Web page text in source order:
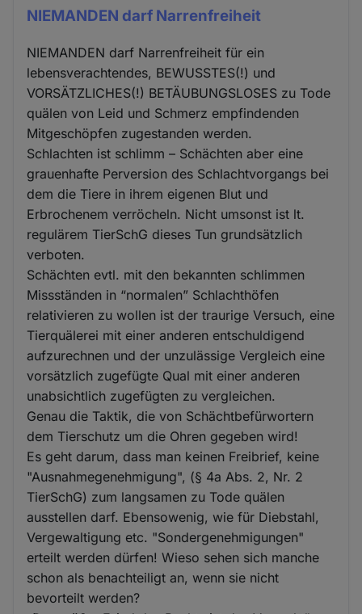
NIEMANDEN darf Narrenfreiheit
NIEMANDEN darf Narrenfreiheit für ein
lebensverachtendes, BEWUSSTES(!) und
VORSÄTZLICHES(!) BETÄUBUNGSLOSES zu Tode
quälen von Leid und Schmerz empfindenden
Mitgeschöpfen zugestanden werden.
Schlachten ist schlimm – Schächten aber eine
grauenhafte Perversion des Schlachtvorgangs bei
dem die Tiere in ihrem eigenen Blut und
Erbrochenem verröcheln. Nicht umsonst ist lt.
regulärem TierSchG dieses Tun grundsätzlich
verboten.
Schächten evtl. mit den bekannten schlimmen
Missständen in “normalen” Schlachthöfen
relativieren zu wollen ist der traurige Versuch, eine
Tierquälerei mit einer anderen entschuldigend
aufzurechnen und der unzulässige Vergleich eine
vorsätzlich zugefügte Qual mit einer anderen
unabsichtlich zugefügten zu vergleichen.
Genau die Taktik, die von Schächtbefürwortern
dem Tierschutz um die Ohren gegeben wird!
Es geht darum, dass man keinen Freibrief, keine
"Ausnahmegenehmigung", (§ 4a Abs. 2, Nr. 2
TierSchG) zum langsamen zu Tode quälen
ausstellen darf. Ebensowenig, wie für Diebstahl,
Vergewaltigung etc. "Sondergenehmigungen"
erteilt werden dürfen! Wieso sehen sich manche
schon als benachteiligt an, wenn sie nicht
bevorteilt werden?